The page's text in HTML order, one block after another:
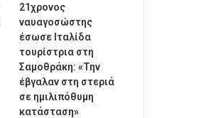
21χρονος
ναυαγοσώστης
έσωσε Ιταλίδα
τουρίστρια στη
Σαμοθράκη: «Την
έβγαλαν στη στεριά
σε ημιλιπόθυμη
κατάσταση»